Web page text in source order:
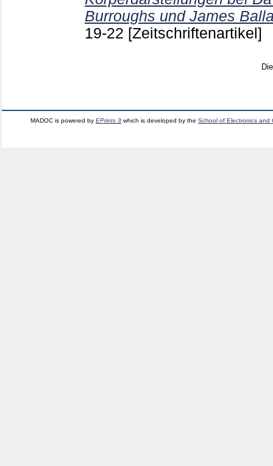
Burroughs und James
19-22 [Zeitschriftenartikel]
MADOC is powered byEPrints 3 which is developed by theSchool of Electronics and